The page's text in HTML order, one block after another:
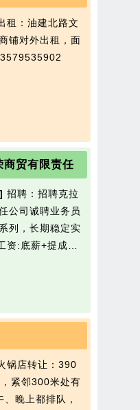
租：油建北路文
铺对外出租，面
商贸有限责任
招聘：招聘克拉
公司诚聘业务员
列，长期稳定实
资:底薪+提成…
锅店转让：390
紧邻300米处有
睌上都排队，